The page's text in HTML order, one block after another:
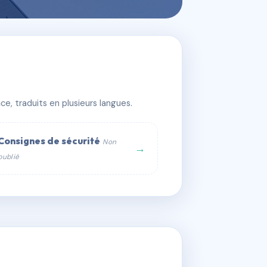
traduits en plusieurs langues.
de sécurité Non
→